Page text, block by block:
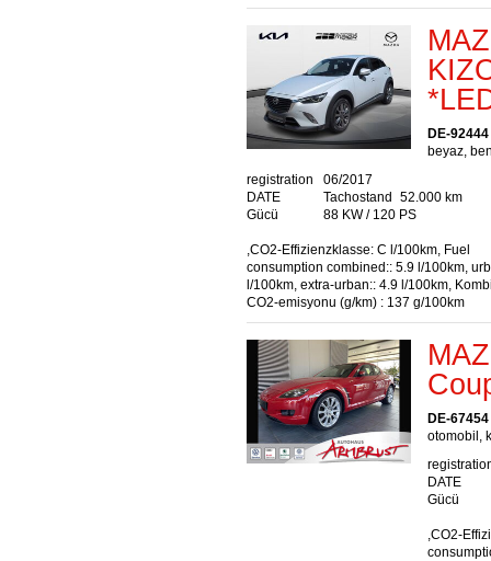
DE-
beyaz,
registration
DATE
06/2017
Tachostand
52.000 km
Gücü
88 KW / 120 PS
,CO2-Effizienzklasse: C l/100km, Fuel
consumption combined:: 5.9 l/100km,
l/100km, extra-urban:: 4.9 l/100km,
CO2-emisyonu (g/km) : 137 g/100km
DE-
otomobil,
DATE
Gücü
,CO2-